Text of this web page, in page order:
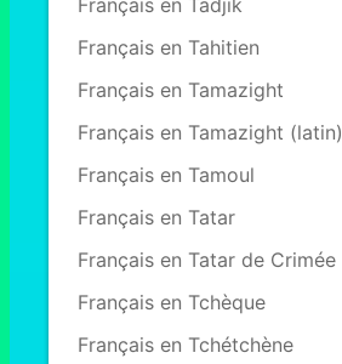
Français en Tadjik
Français en Tahitien
Français en Tamazight
Français en Tamazight (latin)
Français en Tamoul
Français en Tatar
Français en Tatar de Crimée
Français en Tchèque
Français en Tchétchène